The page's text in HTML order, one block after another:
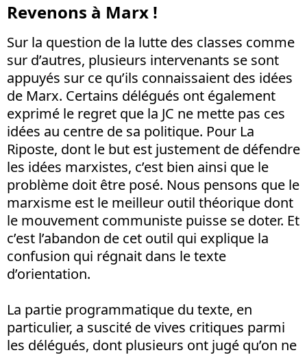
Revenons à Marx !
Sur la question de la lutte des classes comme
sur d’autres, plusieurs intervenants se sont
appuyés sur ce qu’ils connaissaient des idées
de Marx. Certains délégués ont également
exprimé le regret que la JC ne mette pas ces
idées au centre de sa politique. Pour La
Riposte, dont le but est justement de défendre
les idées marxistes, c’est bien ainsi que le
problème doit être posé. Nous pensons que le
marxisme est le meilleur outil théorique dont
le mouvement communiste puisse se doter. Et
c’est l’abandon de cet outil qui explique la
confusion qui régnait dans le texte
d’orientation.
La partie programmatique du texte, en
particulier, a suscité de vives critiques parmi
les délégués, dont plusieurs ont jugé qu’on ne